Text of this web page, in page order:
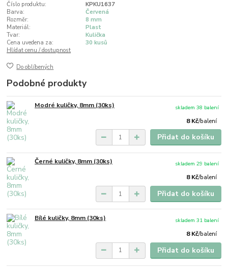
Číslo produktu:
KPKU1637
Barva:
Červená
Rozměr:
8 mm
Materiál:
Plast
Tvar:
Kulička
Cena uvedena za:
30 kusů
Hlídat cenu / dostupnost
Do oblíbených
Podobné produkty
Modré kuličky, 8mm (30ks)
8 Kč/balení
skladem 38 balení
Přidat do košíku
Černé kuličky, 8mm (30ks)
8 Kč/balení
skladem 29 balení
Přidat do košíku
Bílé kuličky, 8mm (30ks)
8 Kč/balení
skladem 31 balení
Přidat do košíku